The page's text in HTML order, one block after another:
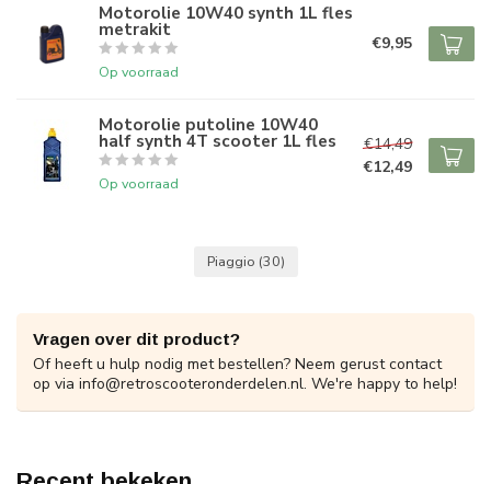
Motorolie 10W40 synth 1L fles
metrakit
Op voorraad
€9,95
Motorolie putoline 10W40
half synth 4T scooter 1L fles
Op voorraad
€14,49
€12,49
Piaggio (30)
Vragen over dit product?
Of heeft u hulp nodig met bestellen? Neem gerust contact
op via info@retroscooteronderdelen.nl. We're happy to help!